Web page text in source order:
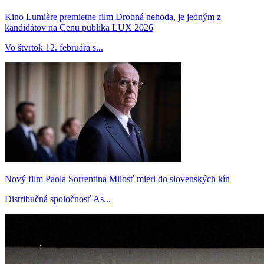
Kino Lumière premietne film Drobná nehoda, je jedným z
kandidátov na Cenu publika LUX 2026
Vo štvrtok 12. februára s...
Nový film Paola Sorrentina Milosť mieri do slovenských kín
Distribučná spoločnosť As...